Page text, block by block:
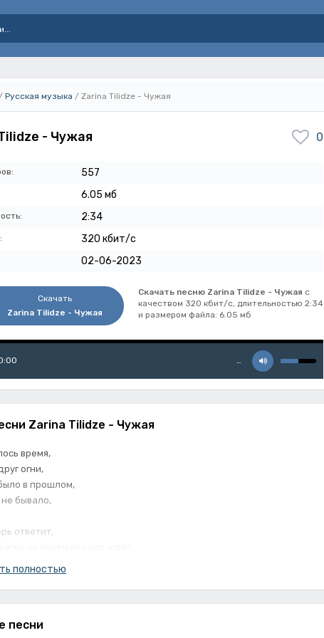
/ Русская музыка / Zarina Tilidze - Чужая
- Чужая 0
557
6.05 мб
2:34
320 кбит/с
02-06-2023
Скачать
Zarina Tilidze - Чужая
Скачать песню Zarina Tilidze - Чужая с
качеством 320 кбит/с, длительностью 2:34
и размером файла: 6.05 мб
…
Zarina Tilidze - Чужая
время,
огни,
в прошлом,
бывало,
ответит,
пропала ты скажешь это бред,
обрёл покой,
полностью
песни